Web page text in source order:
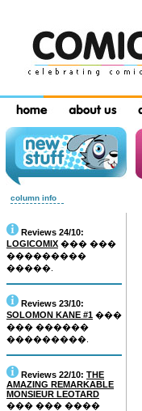
column info
Reviews 24/10:
LOGICOMIX ��� ���
���������
�����.
Reviews 23/10:
SOLOMON KANE #1 ���
��� ������
���������.
Reviews 22/10: THE
AMAZING REMARKABLE
MONSIEUR LEOTARD
��� ��� ����